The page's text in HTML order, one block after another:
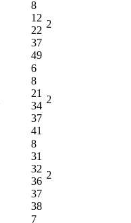
8
12
22
37
49
2
6
8
21
34
37
41
2
8
31
32
36
37
38
2
7